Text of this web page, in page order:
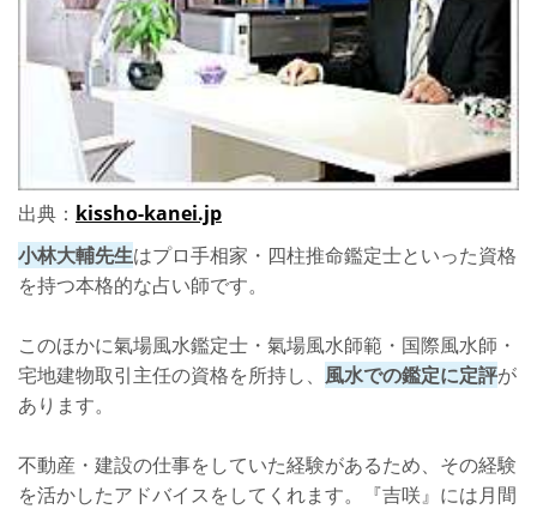
出典： kissho-kanei.jp
小林大輔先生はプロ手相家・四柱推命鑑定士といった資格
を持つ本格的な占い師です。
このほかに氣場風水鑑定士・氣場風水師範・国際風水師・
宅地建物取引主任の資格を所持し、 風水での鑑定に定評が
あります。
不動産・建設の仕事をしていた経験があるため、その経験
を活かしたアドバイスをしてくれます。『吉咲』には月間